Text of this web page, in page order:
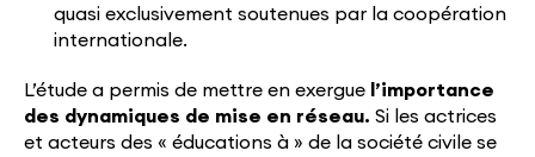
quasi exclusivement soutenues par la coopération
internationale.
L’étude a permis de mettre en exergue l’importance
des dynamiques de mise en réseau. Si les actrices
et acteurs des « éducations à » de la société civile se